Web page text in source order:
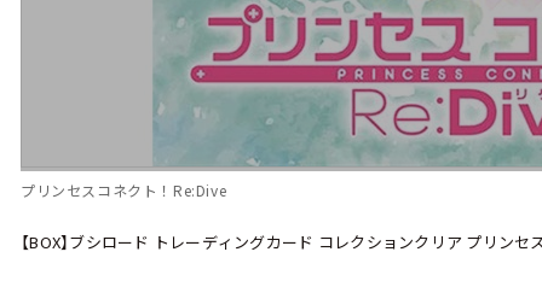
プリンセスコネクト！Re:Dive
【BOX】ブシロード トレーディングカード コレクションクリア プリン